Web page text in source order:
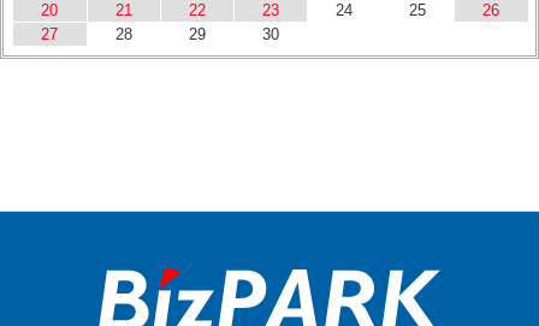
20
21 22 23 24 25
26
27
28 29 30